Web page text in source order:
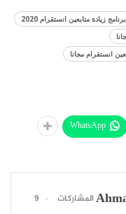
برنامج زيادة متابعين انستقرام 2020
انستقرام مجانا
WhatsApp
9